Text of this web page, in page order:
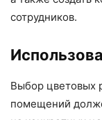
сотрудников.
Выбор цветовых
помещений